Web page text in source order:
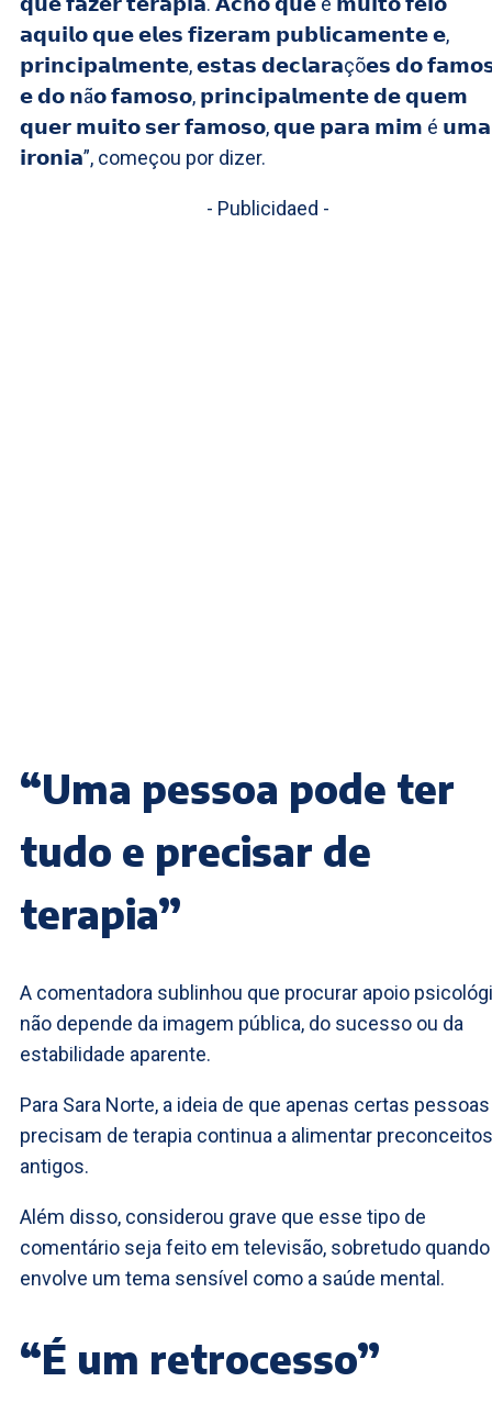
𝗮𝗾𝘂𝗶𝗹𝗼 𝗾𝘂𝗲 𝗲𝗹𝗲𝘀 𝗳𝗶𝘇𝗲𝗿𝗮𝗺 𝗽𝘂𝗯𝗹𝗶𝗰𝗮𝗺𝗲𝗻𝘁𝗲 𝗲,
𝗽𝗿𝗶𝗻𝗰𝗶𝗽𝗮𝗹𝗺𝗲𝗻𝘁𝗲, 𝗲𝘀𝘁𝗮𝘀 𝗱𝗲𝗰𝗹𝗮𝗿𝗮çõ𝗲𝘀 𝗱𝗼
𝗲 𝗱𝗼 𝗻ã𝗼 𝗳𝗮𝗺𝗼𝘀𝗼, 𝗽𝗿𝗶𝗻𝗰𝗶𝗽𝗮𝗹𝗺𝗲𝗻𝘁𝗲 𝗱𝗲 𝗾𝘂𝗲𝗺
𝗾𝘂𝗲𝗿 𝗺𝘂𝗶𝘁𝗼 𝘀𝗲𝗿 𝗳𝗮𝗺𝗼𝘀𝗼, 𝗾𝘂𝗲 𝗽𝗮𝗿𝗮 𝗺𝗶𝗺 é 𝘂𝗺𝗮
𝗶𝗿𝗼𝗻𝗶𝗮”, começou por dizer.
- Publicidaed -
“Uma pessoa pode ter
tudo e precisar de
terapia”
A comentadora sublinhou que procurar apoio
não depende da imagem pública, do sucesso ou da
estabilidade aparente.
Para Sara Norte, a ideia de que apenas certas pessoas
precisam de terapia continua a alimentar preconceitos
antigos.
Além disso, considerou grave que esse tipo de
comentário seja feito em televisão, sobretudo quando
envolve um tema sensível como a saúde mental.
“É um retrocesso”